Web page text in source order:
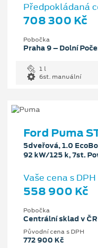
Předpokládaná
708 300 Kč
Pobočka
Praha 9 – Dolní
1 l
6st. manuální
Ford Puma
5dveřová, 1.0
92 kW/125 k, 7st.
Vaše cena s DPH
558 900 Kč
Pobočka
Centrální sklad v ČR
Původní cena s DPH
772 900 Kč